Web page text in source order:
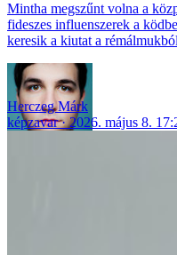
Mintha megszűnt volna a
fideszes influenszerek a
keresik a kiutat a
Herczeg Márk
képzavar
2026. május 8.